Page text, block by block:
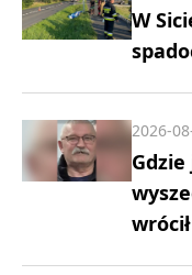
W
wrócił
2026-